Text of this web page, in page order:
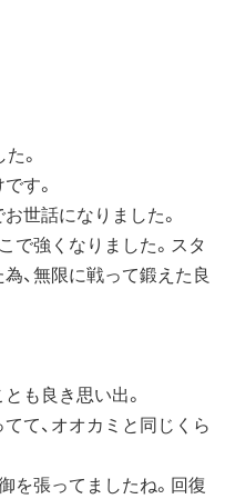
。
す。
世話になりました。
で強くなりました。スタ
、無限に戦って鍛えた良
も良き思い出。
て、オオカミと同じくら
を張ってましたね。回復